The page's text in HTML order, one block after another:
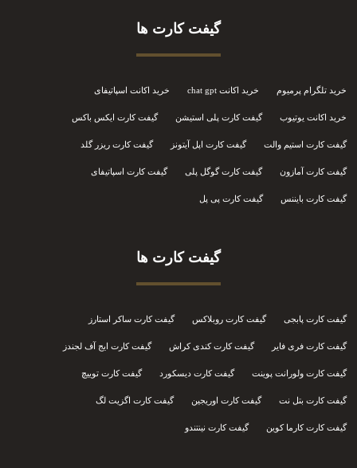
گیفت کارت ها
خرید تلگرام پرمیوم خرید اکانت chat gpt خرید اکانت اسپاتیفای
خرید اکانت یوتیوب گیفت کارت پلی استیشن گیفت کارت ایکس باکس
گیفت کارت استیم والت گیفت کارت اپل آیتونز گیفت کارت ریزر گلد
گیفت کارت آمازون گیفت کارت گوگل پلی گیفت کارت اسپاتیفای
گیفت کارت بایننس گیفت کارت پی پل
گیفت کارت ها
گیفت کارت پابجی گیفت کارت روبلاکس گیفت کارت ساکر استارز
گیفت کارت فری فایر گیفت کارت کندی کراش گیفت کارت ایج آف لجندز
گیفت کارت ولورانت پوینت گیفت کارت دیسکورد گیفت کارت توییچ
گیفت کارت بتل نت گیفت کارت اوریجین گیفت کارت اگزیت لگ
گیفت کارت کارما کوین گیفت کارت نینتندو